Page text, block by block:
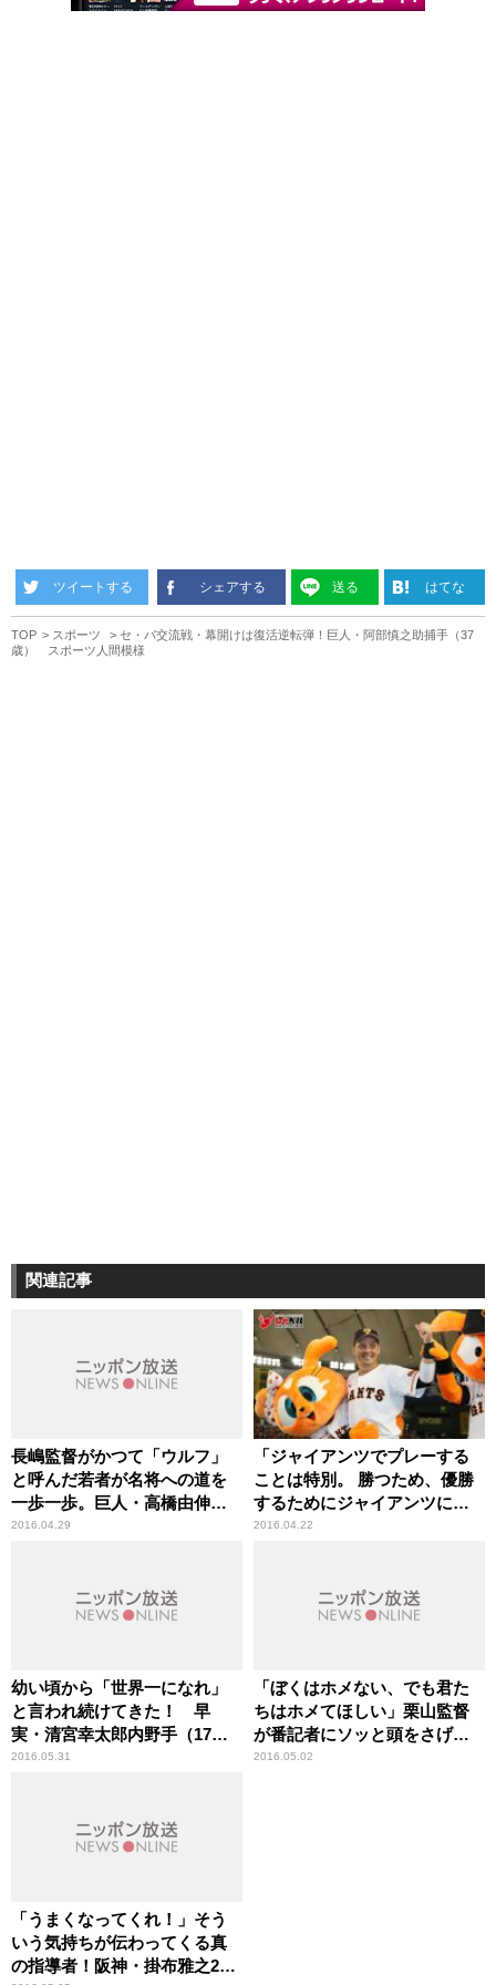
ツイートする シェアする 送る はてな
TOP スポーツ
セ・パ交流戦・幕開けは復活逆転弾！巨人・阿部慎之助捕手（37
歳） スポーツ人間模様
関連記事
長嶋監督がかつて「ウルフ」
と呼んだ若者が名将への道を
一歩一歩。巨人・高橋由伸監
督（41歳） スポーツ人間模
2016.04.29
「ジャイアンツでプレーする
ことは特別。 勝つため、優勝
するためにジャイアンツにき
た。」巨人・ルイス・クルー
2016.04.22
幼い頃から「世界一になれ」
と言われ続けてきた！ 早
実・清宮幸太郎内野手（17
歳） スポーツ人間模様
2016.05.31
「ぼくはホメない、でも君た
ちはホメてほしい」栗山監督
が番記者にソッと頭をさげ
る。。。日本ハム・大谷翔平
2016.05.02
「うまくなってくれ！」そう
いう気持ちが伝わってくる真
の指導者！阪神・掛布雅之2軍